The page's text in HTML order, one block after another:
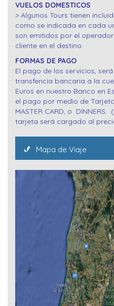
VUELOS DOMESTICOS
> Algunos Tours tienen
como se indicada en cada
son emitidos por el
cliente en el destino.
FORMAS DE PAGO
El pago de los servicios,
transfencia bancaria a la
Euros en nuestro Banco en
el pago por medio de Tarjeta
MASTER CARD, o
tarjeta será cargado al
Mapa de Viaje